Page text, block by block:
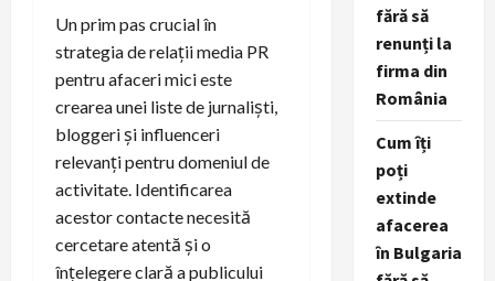
Un prim pas crucial în
strategia de relații media PR
pentru afaceri mici este
crearea unei liste de jurnaliști,
bloggeri și influenceri
relevanți pentru domeniul de
activitate. Identificarea
acestor contacte necesită
cercetare atentă și o
înțelegere clară a publicului
fără să
renunți la
firma din
România
Cum îți
poți
extinde
afacerea
în Bulgaria